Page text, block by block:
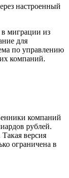
настроенный
миграции из
для
по управлению
компаний.
компаний
рублей.
версия
ограничена в